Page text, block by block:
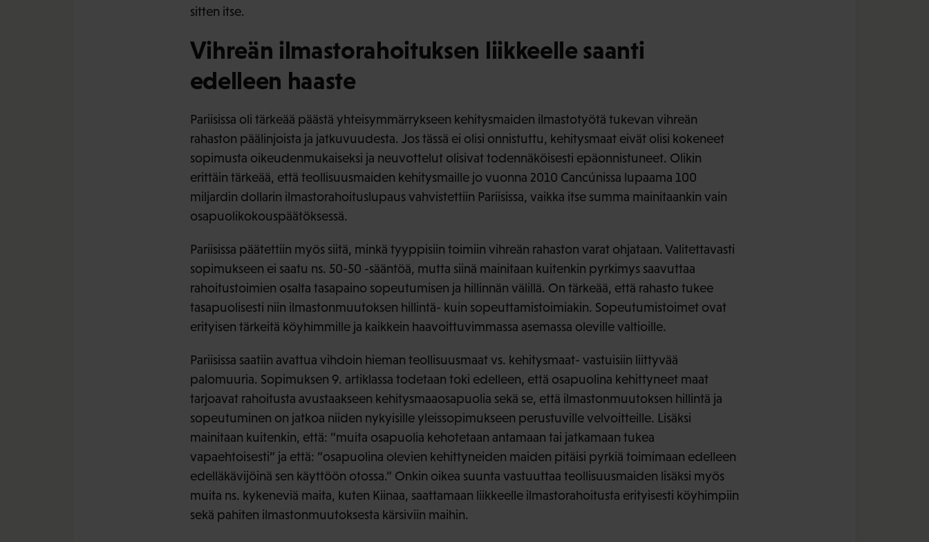
sitten itse.
Vihreän ilmastorahoituksen liikkeelle saanti
edelleen haaste
Pariisissa oli tärkeää päästä yhteisymmärrykseen kehitysmaiden ilmastotyötä tukevan vihreän
rahaston päälinjoista ja jatkuvuudesta. Jos tässä ei olisi onnistuttu, kehitysmaat eivät olisi kokeneet
sopimusta oikeudenmukaiseksi ja neuvottelut olisivat todennäköisesti epäonnistuneet. Olikin
erittäin tärkeää, että teollisuusmaiden kehitysmaille jo vuonna 2010 Cancúnissa lupaama 100
miljardin dollarin ilmastorahoituslupaus vahvistettiin Pariisissa, vaikka itse summa mainitaankin vain
osapuolikokouspäätöksessä.
Pariisissa päätettiin myös siitä, minkä tyyppisiin toimiin vihreän rahaston varat ohjataan. Valitettavasti
sopimukseen ei saatu ns. 50-50 -sääntöä, mutta siinä mainitaan kuitenkin pyrkimys saavuttaa
rahoitustoimien osalta tasapaino sopeutumisen ja hillinnän välillä. On tärkeää, että rahasto tukee
tasapuolisesti niin ilmastonmuutoksen hillintä- kuin sopeuttamistoimiakin. Sopeutumistoimet ovat
erityisen tärkeitä köyhimmille ja kaikkein haavoittuvimmassa asemassa oleville valtioille.
Pariisissa saatiin avattua vihdoin hieman teollisuusmaat vs. kehitysmaat- vastuisiin liittyvää
palomuuria. Sopimuksen 9. artiklassa todetaan toki edelleen, että osapuolina kehittyneet maat
tarjoavat rahoitusta avustaakseen kehitysmaaosapuolia sekä se, että ilmastonmuutoksen hillintä ja
sopeutuminen on jatkoa niiden nykyisille yleissopimukseen perustuville velvoitteille. Lisäksi
mainitaan kuitenkin, että: ”muita osapuolia kehotetaan antamaan tai jatkamaan tukea
vapaehtoisesti” ja että: ”osapuolina olevien kehittyneiden maiden pitäisi pyrkiä toimimaan edelleen
edelläkävijöinä sen käyttöön otossa.” Onkin oikea suunta vastuuttaa teollisuusmaiden lisäksi myös
muita ns. kykeneviä maita, kuten Kiinaa, saattamaan liikkeelle ilmastorahoitusta erityisesti köyhimpiin
sekä pahiten ilmastonmuutoksesta kärsiviin maihin.